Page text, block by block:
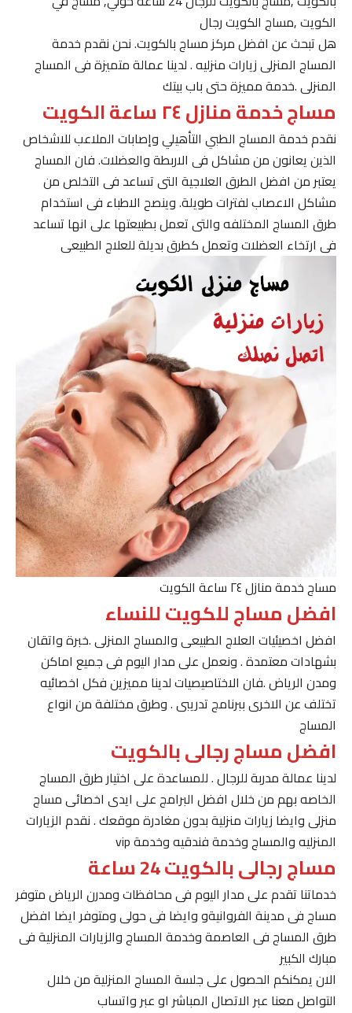
الكويت ,مساج الكويت رجال
هل تبحث عن افضل مركز مساج بالكويت. نحن نقدم خدمة
المساج المنزلى زيارات منزليه . لدينا عمالة متميزة فى المساج
المنزلى .خدمة مميزة حتى باب بيتك
مساج خدمة منازل ٢٤ ساعة الكويت
نقدم خدمة المساج الطبي التأهيلي وإصابات الملاعب للاشخاص
الذين يعانون من مشاكل فى الاربطة والعضلات. فان المساج
يعتبر من افضل الطرق العلاجية التى تساعد فى التخلص من
مشاكل الاعصاب لفترات طويلة. وينصح الاطباء فى استخدام
طرق المساج المختلفه والتى تعمل بطبيعتها على انها تساعد
فى ارتخاء العضلات وتعمل كطرق بديلة للعلاج الطبيعى
مساج خدمة منازل ٢٤ ساعة الكويت
افضل مساج للكويت للنساء
افضل اخصيئيات العلاج الطبيعى والمساج المنزلى .خبرة واتقان
بشهادات معتمدة . ونعمل على مدار اليوم فى جميع اماكن
ومدن الرياض .فان الاختاصيصيات لدينا مميزين فكل اخصائيه
تختلف عن الاخرى ببرنامج تدريبى . وطرق مختلفة من انواع
المساج
افضل مساج رجالى بالكويت
لدينا عمالة مدربة للرجال . للمساعدة على اختيار طرق المساج
الخاصه بهم من خلال افضل البرامج على ايدى اخصائى مساج
منزلى وايضا زيارات منزلية بدون مغادرة موقعك . نقدم الزيارات
المنزليه والمساج وخدمة فندقيه وخدمة vip
مساج رجالى بالكويت 24 ساعة
خدماتنا تقدم على مدار اليوم فى محافظات ومدرن الرياض متوفر
مساج فى مدينة الفروانيةو وايضا فى حولى ومتوفر ايضا افضل
طرق المساج فى العاصمة وخدمة المساج والزيارات المنزلية فى
مبارك الكبير
الان يمكنكم الحصول على جلسة المساج المنزلية من خلال
التواصل معنا عبر الاتصال المباشر او عبر واتساب